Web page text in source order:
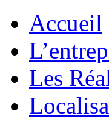
Accueil
Les